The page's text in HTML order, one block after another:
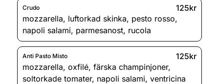
Crudo
125kr
mozzarella, luftorkad skinka, pesto rosso,
napoli salami, parmesanost, rucola
Anti Pasto Misto
125kr
mozzarella, oxfilé, färska champinjoner,
soltorkade tomater, napoli salami, ventricina